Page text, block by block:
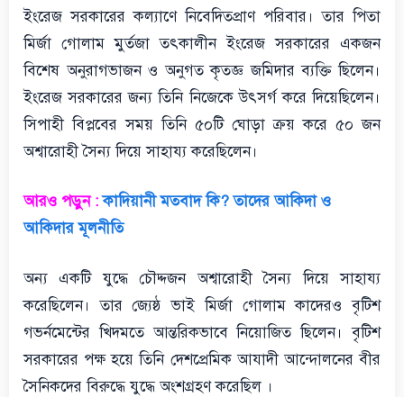
ইংরেজ সরকারের কল্যাণে নিবেদিতপ্রাণ পরিবার। তার পিতা
মির্জা গোলাম মুর্তজা তৎকালীন ইংরেজ সরকারের একজন
বিশেষ অনুরাগভাজন ও অনুগত কৃতজ্ঞ জমিদার ব্যক্তি ছিলেন।
ইংরেজ সরকারের জন্য তিনি নিজেকে উৎসর্গ করে দিয়েছিলেন।
সিপাহী বিপ্লবের সময় তিনি ৫০টি ঘোড়া ক্রয় করে ৫০ জন
অশ্বারোহী সৈন্য দিয়ে সাহায্য করেছিলেন।
আরও পড়ুন : কাদিয়ানী মতবাদ কি? তাদের আকিদা ও
আকিদার মূলনীতি
অন্য একটি যুদ্ধে চৌদ্দজন অশ্বারোহী সৈন্য দিয়ে সাহায্য
করেছিলেন। তার জ্যেষ্ঠ ভাই মির্জা গোলাম কাদেরও বৃটিশ
গভর্নমেন্টের খিদমতে আন্তরিকভাবে নিয়োজিত ছিলেন। বৃটিশ
সরকারের পক্ষ হয়ে তিনি দেশপ্রেমিক আযাদী আন্দোলনের বীর
সৈনিকদের বিরুদ্ধে যুদ্ধে অংশগ্রহণ করেছিল ।